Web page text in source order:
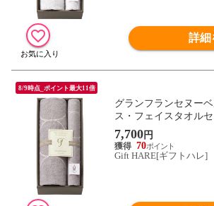
詳細
8/9時点_ポイント最大11倍
グランフランセヌー
ス・フェイスタオル
N10701GE 【_
7,700円
70
Gift HARE[ギフトハレ]